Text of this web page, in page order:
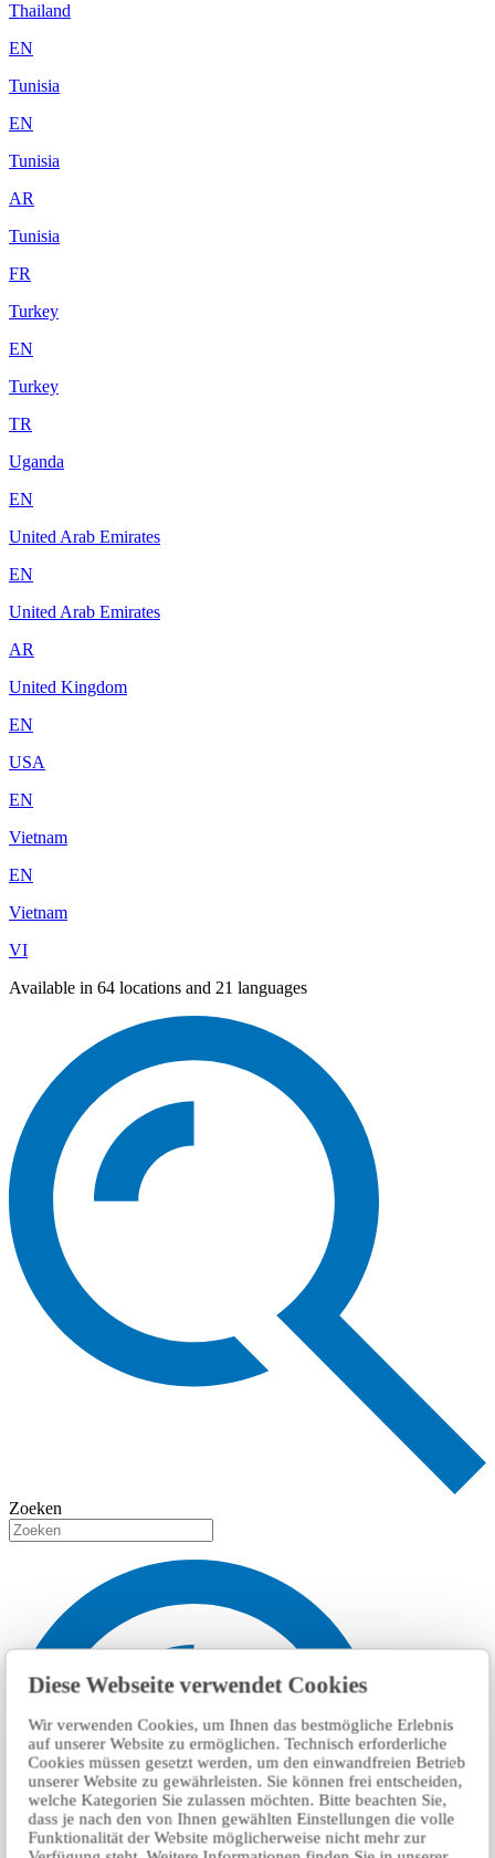
Diese Webseite verwendet Cookies
Wir verwenden Cookies, um Ihnen das bestmögliche Erlebnis
auf unserer Website zu ermöglichen. Technisch erforderliche
Cookies müssen gesetzt werden, um den einwandfreien Betrieb
unserer Website zu gewährleisten. Sie können frei entscheiden,
welche Kategorien Sie zulassen möchten. Bitte beachten Sie,
dass je nach den von Ihnen gewählten Einstellungen die volle
Funktionalität der Website möglicherweise nicht mehr zur
Thailand
EN
Tunisia
EN
Tunisia
AR
Tunisia
FR
Turkey
EN
Turkey
TR
Uganda
EN
United Arab Emirates
EN
United Arab Emirates
AR
United Kingdom
EN
USA
EN
Vietnam
EN
Vietnam
VI
Available in 64 locations and 21 languages
Zoeken